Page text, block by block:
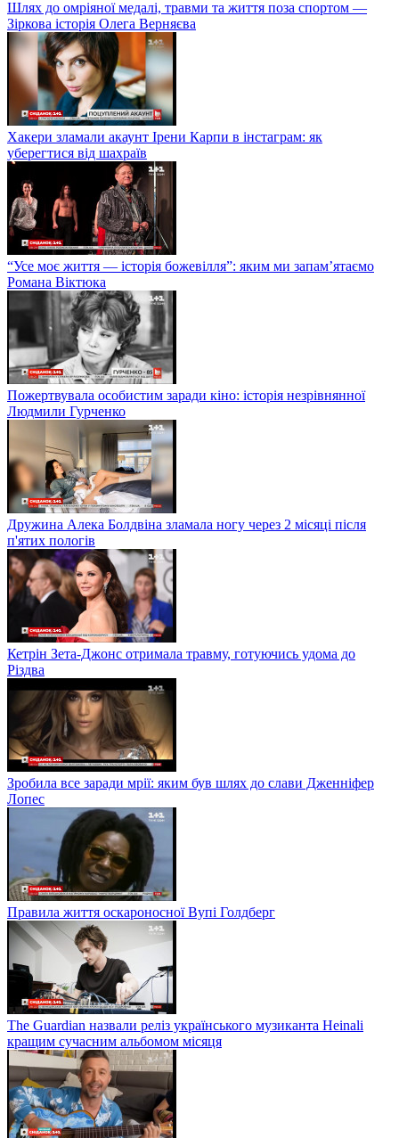
Шлях до омріяної медалі, травми та життя поза спортом —
Зіркова історія Олега Верняєва
Хакери зламали акаунт Ірени Карпи в інстаграм: як
уберегтися від шахраїв
“Усе моє життя — історія божевілля”: яким ми запам’ятаємо
Романа Віктюка
Пожертвувала особистим заради кіно: історія незрівнянної
Людмили Гурченко
Дружина Алека Болдвіна зламала ногу через 2 місяці після
п'ятих пологів
Кетрін Зета-Джонс отримала травму, готуючись удома до
Різдва
Зробила все заради мрії: яким був шлях до слави Дженніфер
Лопес
Правила життя оскароносної Вупі Голдберг
The Guardian назвали реліз українського музиканта Heinali
кращим сучасним альбомом місяця